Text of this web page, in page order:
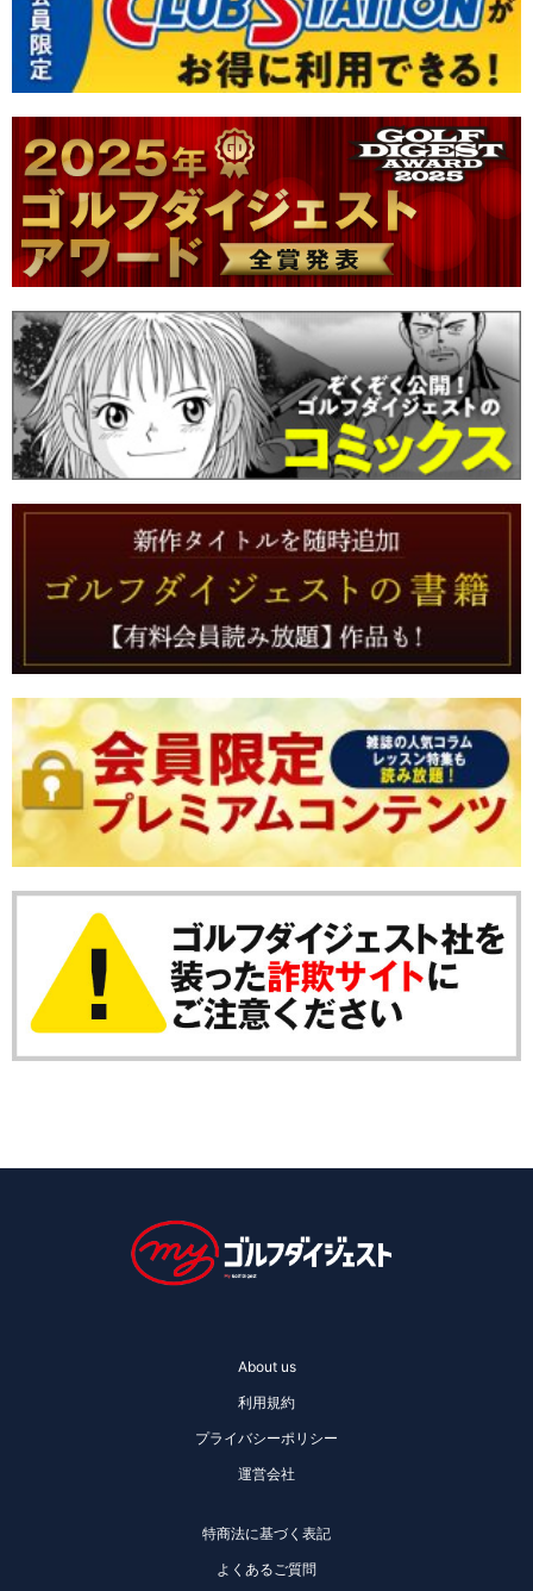
About us
利用規約
プライバシーポリシー
運営会社
特商法に基づく表記
よくあるご質問